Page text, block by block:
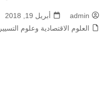
admin أبريل 19, 2018
العلوم الاقتصادية وعلوم التسيير